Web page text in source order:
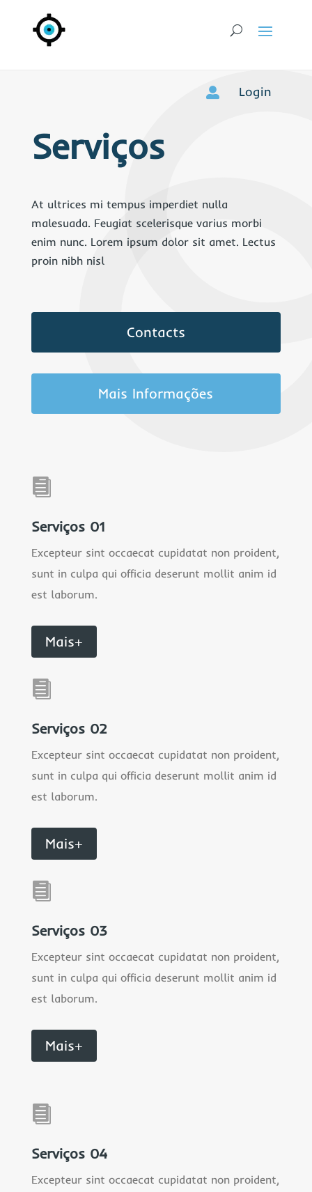
 Login
Serviços
At ultrices mi tempus imperdiet nulla
malesuada. Feugiat scelerisque varius morbi
enim nunc. Lorem ipsum dolor sit amet. Lectus
proin nibh nisl
Contacts
Mais Informações

Serviços 01
Excepteur sint occaecat cupidatat non proident,
sunt in culpa qui officia deserunt mollit anim id
est laborum.
Mais+

Serviços 02
Excepteur sint occaecat cupidatat non proident,
sunt in culpa qui officia deserunt mollit anim id
est laborum.
Mais+

Serviços 03
Excepteur sint occaecat cupidatat non proident,
sunt in culpa qui officia deserunt mollit anim id
est laborum.
Mais+

Serviços 04
Excepteur sint occaecat cupidatat non proident,